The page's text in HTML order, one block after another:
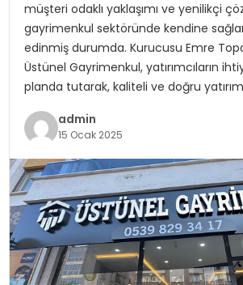
müşteri odaklı yaklaşımı ve yenilikçi
gayrimenkul sektöründe kendine
edinmiş durumda. Kurucusu Emre
Üstünel Gayrimenkul, yatırımcıların
planda tutarak, kaliteli ve doğru
admin
15 Ocak 2025